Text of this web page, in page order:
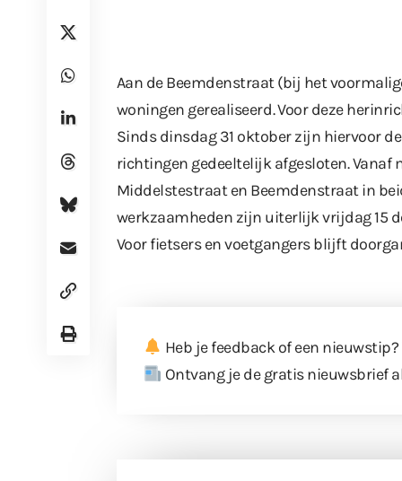
Aan de Beemdenstraat (bij het
woningen gerealiseerd. Voor deze
Sinds dinsdag 31 oktober zijn hiervoor
richtingen gedeeltelijk afgesloten.
Middelstestraat en Beemdenstraat in
werkzaamheden zijn uiterlijk vrijdag 15
Voor fietsers en voetgangers blijft
Heb je feedback of een nieuwstip?
Ontvang je de gratis nieuwsbrief